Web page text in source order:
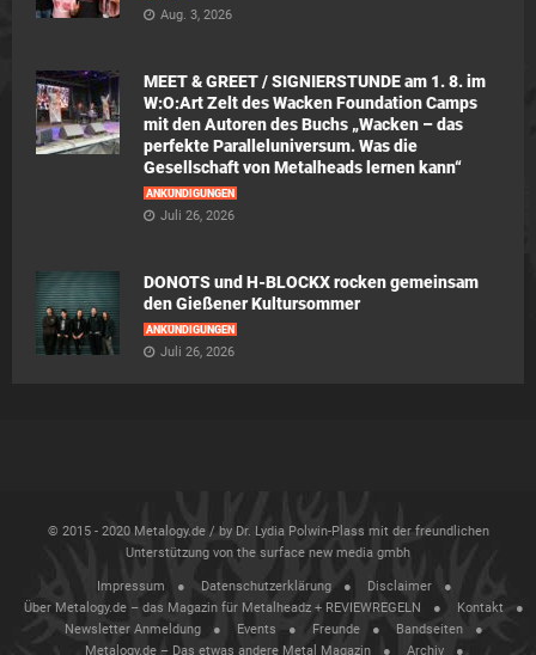
Aug. 3, 2026
MEET & GREET / SIGNIERSTUNDE am 1. 8. im
W:O:Art Zelt des Wacken Foundation Camps
mit den Autoren des Buchs „Wacken – das
perfekte Paralleluniversum. Was die
Gesellschaft von Metalheads lernen kann“
ANKÜNDIGUNGEN
Juli 26, 2026
DONOTS und H-BLOCKX rocken gemeinsam
den Gießener Kultursommer
ANKÜNDIGUNGEN
Juli 26, 2026
© 2015 - 2020 Metalogy.de / by Dr. Lydia Polwin-Plass mit der freundlichen
Unterstützung von the surface new media gmbh
Impressum Datenschutzerklärung
Disclaimer
Über Metalogy.de – das Magazin für Metalheadz + REVIEWREGELN
Kontakt
Newsletter Anmeldung
Events Freunde
Bandseiten
Metalogy.de – Das etwas andere Metal Magazin
Archiv